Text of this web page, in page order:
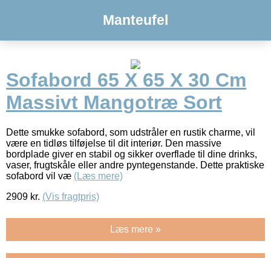
Manteufel
Sofabord 65 X 65 X 30 Cm
Massivt Mangotræ Sort
Dette smukke sofabord, som udstråler en rustik charme, vil
være en tidløs tilføjelse til dit interiør. Den massive
bordplade giver en stabil og sikker overflade til dine drinks,
vaser, frugtskåle eller andre pyntegenstande. Dette praktiske
sofabord vil væ (Læs mere)
2909 kr. (Vis fragtpris)
Læs mere »